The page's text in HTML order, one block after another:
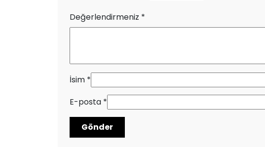
Değerlendirmeniz *
İsim *
E-posta *